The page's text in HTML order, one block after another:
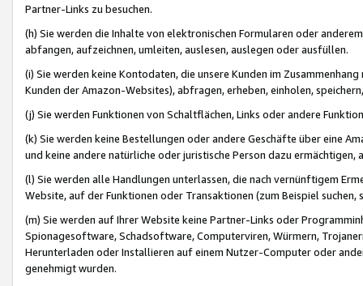
Partner-Links zu besuchen.
(h) Sie werden die Inhalte von elektronischen Formularen oder
abfangen, aufzeichnen, umleiten, auslesen, auslegen oder ausfüllen.
(i) Sie werden keine Kontodaten, die unsere Kunden im
Kunden der Amazon-Websites), abfragen, erheben, einholen,
(j) Sie werden Funktionen von Schaltflächen, Links oder andere
(k) Sie werden keine Bestellungen oder andere Geschäfte über eine
und keine andere natürliche oder juristische Person dazu
(l) Sie werden alle Handlungen unterlassen, die nach vernünftigem
Website, auf der Funktionen oder Transaktionen (zum Beispiel
(m) Sie werden auf Ihrer Website keine Partner-Links oder
Spionagesoftware, Schadsoftware, Computerviren, Würmern,
Herunterladen oder Installieren auf einem Nutzer-Computer oder
genehmigt wurden.